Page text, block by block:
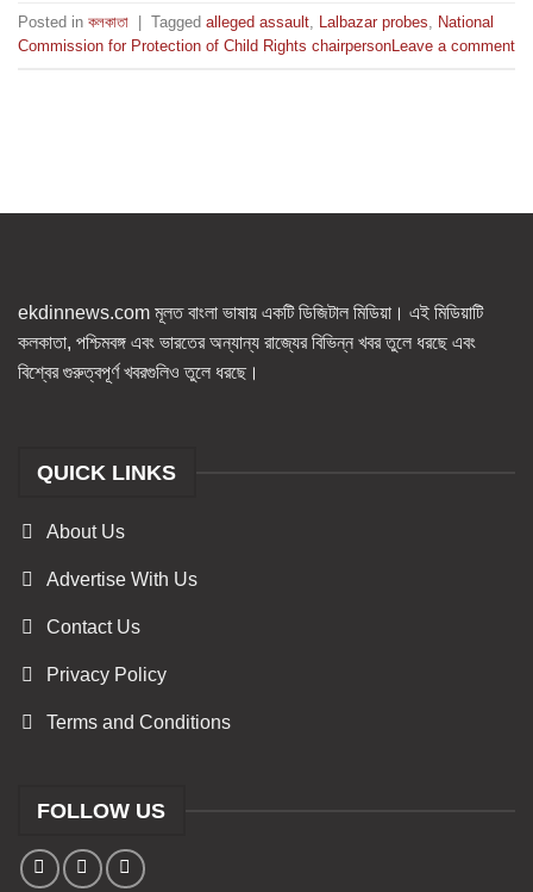
Posted in কলকাতা Tagged alleged assault Lalbazar probes
National
Commission for Protection of Child Rights chairperson Leave a comment
ekdinnews.com মূলত বাংলা ভাষায় একটি ডিজিটাল মিডিয়া। এই মিডিয়াটি
কলকাতা, পশ্চিমবঙ্গ এবং ভারতের অন্যান্য রাজ্যের বিভিন্ন খবর তুলে ধরছে এবং
বিশ্বের গুরুত্বপূর্ণ খবরগুলিও তুলে ধরছে।
QUICK LINKS
About Us
Advertise With Us
Contact Us
Privacy Policy
Terms and Conditions
FOLLOW US